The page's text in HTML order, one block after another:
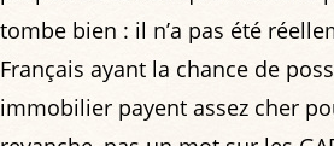
tombe bien : il n’a pas été
Français ayant la chance de
immobilier payent assez cher